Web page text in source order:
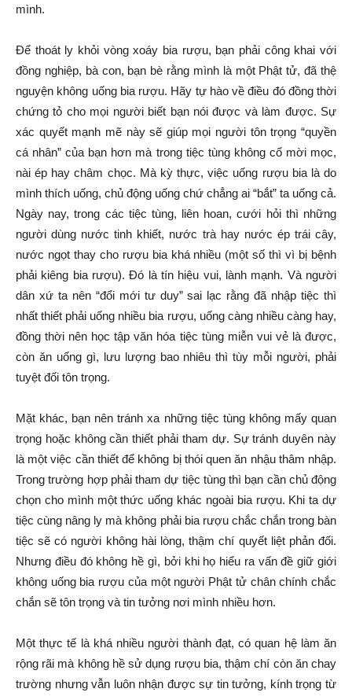
mình.
Để thoát ly khỏi vòng xoáy bia rượu, bạn phải công khai với
đồng nghiệp, bà con, bạn bè rằng mình là một Phật tử, đã thệ
nguyện không uống bia rượu. Hãy tự hào về điều đó đồng thời
chứng tỏ cho mọi người biết bạn nói được và làm được. Sự
xác quyết mạnh mẽ này sẽ giúp mọi người tôn trọng “quyền
cá nhân” của bạn hơn mà trong tiệc tùng không cố mời mọc,
nài ép hay châm chọc. Mà kỳ thực, việc uống rượu bia là do
mình thích uống, chủ động uống chứ chẳng ai “bắt” ta uống cả.
Ngày nay, trong các tiệc tùng, liên hoan, cưới hỏi thì những
người dùng nước tinh khiết, nước trà hay nước ép trái cây,
nước ngọt thay cho rượu bia khá nhiều (một số thì vì bị bệnh
phải kiêng bia rượu). Đó là tín hiệu vui, lành mạnh. Và người
dân xứ ta nên “đổi mới tư duy” sai lạc rằng đã nhập tiệc thì
nhất thiết phải uống nhiều bia rượu, uống càng nhiều càng hay,
đồng thời nên học tập văn hóa tiệc tùng miễn vui vẻ là được,
còn ăn uống gì, lưu lượng bao nhiêu thì tùy mỗi người, phải
tuyệt đối tôn trọng.
Mặt khác, bạn nên tránh xa những tiệc tùng không mấy quan
trọng hoặc không cần thiết phải tham dự. Sự tránh duyên này
là một việc cần thiết để không bị thói quen ăn nhậu thâm nhập.
Trong trường hợp phải tham dự tiệc tùng thì bạn cần chủ động
chọn cho mình một thức uống khác ngoài bia rượu. Khi ta dự
tiệc cùng nâng ly mà không phải bia rượu chắc chắn trong bàn
tiệc sẽ có người không hài lòng, thậm chí quyết liệt phản đối.
Nhưng điều đó không hề gì, bởi khi họ hiểu ra vấn đề giữ giới
không uống bia rượu của một người Phật tử chân chính chắc
chắn sẽ tôn trọng và tin tưởng nơi mình nhiều hơn.
Một thực tế là khá nhiều người thành đạt, có quan hệ làm ăn
rộng rãi mà không hề sử dụng rượu bia, thậm chí còn ăn chay
trường nhưng vẫn luôn nhận được sự tin tưởng, kính trọng từ